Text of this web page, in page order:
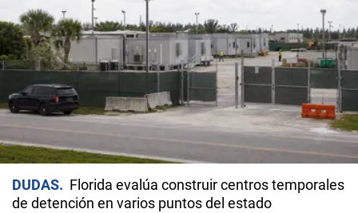
DUDAS
Florida evalúa construir centros temporales
de detención en varios puntos del estado